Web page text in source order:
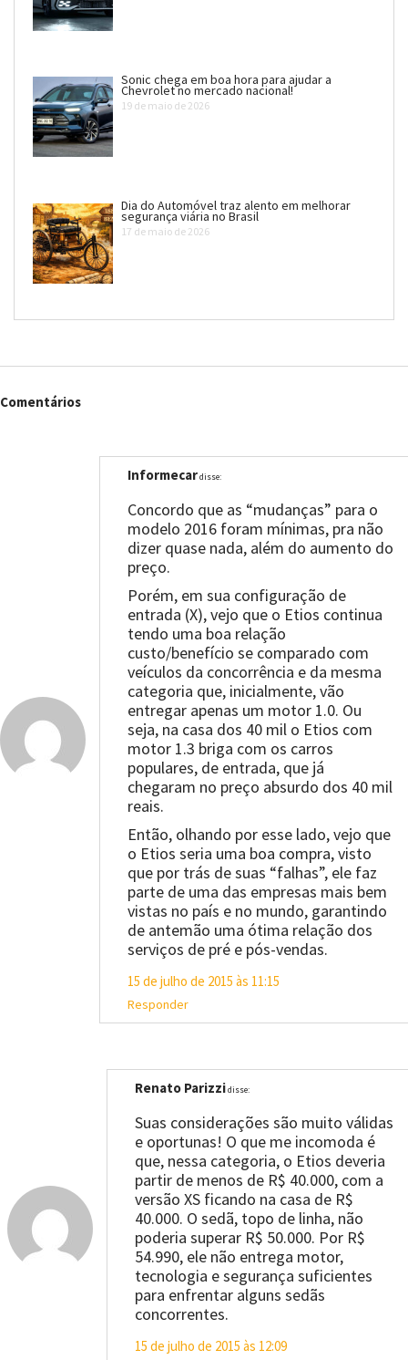
Sonic chega em boa hora para ajudar a
Chevrolet no mercado nacional!
19 de maio de 2026
Dia do Automóvel traz alento em melhorar
segurança viária no Brasil
17 de maio de 2026
Comentários
Informecardisse:
Concordo que as “mudanças” para o
modelo 2016 foram mínimas, pra não
dizer quase nada, além do aumento do
preço.
Porém, em sua configuração de
entrada (X), vejo que o Etios continua
tendo uma boa relação
custo/benefício se comparado com
veículos da concorrência e da mesma
categoria que, inicialmente, vão
entregar apenas um motor 1.0. Ou
seja, na casa dos 40 mil o Etios com
motor 1.3 briga com os carros
populares, de entrada, que já
chegaram no preço absurdo dos 40 mil
reais.
Então, olhando por esse lado, vejo que
o Etios seria uma boa compra, visto
que por trás de suas “falhas”, ele faz
parte de uma das empresas mais bem
vistas no país e no mundo, garantindo
de antemão uma ótima relação dos
serviços de pré e pós-vendas.
15 de julho de 2015 às 11:15
Responder
Renato Parizzidisse:
Suas considerações são muito válidas
e oportunas! O que me incomoda é
que, nessa categoria, o Etios deveria
partir de menos de R$ 40.000, com a
versão XS ficando na casa de R$
40.000. O sedã, topo de linha, não
poderia superar R$ 50.000. Por R$
54.990, ele não entrega motor,
tecnologia e segurança suficientes
para enfrentar alguns sedãs
concorrentes.
15 de julho de 2015 às 12:09